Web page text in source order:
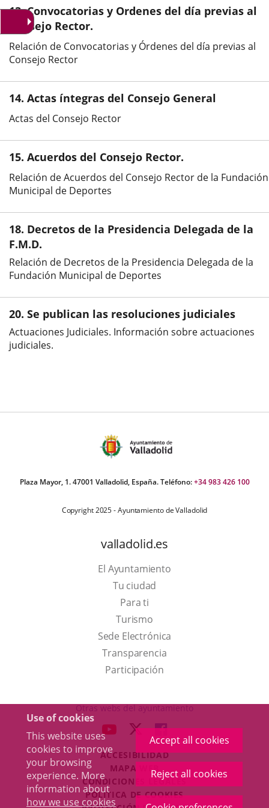
Use of cookies
This website uses
cookies to improve
your browsing
experience. More
information about
how we use cookies
Accept all cookies
Reject all cookies
una
externa.
una
externa.
una
13. Convocatorias y Ordenes del día previas al
Consejo Rector.
Relación de Convocatorias y Órdenes del día previas al
Consejo Rector
14. Actas íntegras del Consejo General
Actas del Consejo Rector
15. Acuerdos del Consejo Rector.
Relación de Acuerdos del Consejo Rector de la Fundación
Municipal de Deportes
18. Decretos de la Presidencia Delegada de la
F.M.D.
Relación de Decretos de la Presidencia Delegada de la
Fundación Municipal de Deportes
20. Se publican las resoluciones judiciales
Actuaciones Judiciales. Información sobre actuaciones
judiciales.
Plaza Mayor, 1. 47001 Valladolid, España. Teléfono:+34 983 426 100
Copyright 2025 - Ayuntamiento de Valladolid
valladolid.es
El Ayuntamiento
Tu ciudad
Para ti
TurismoThis
link
will
open
a
up
window.
Sede Electrónica
Transparencia
Participación
Otras webs del ayuntamiento
LINK
EXTERNAL
APPLICATION.
LINK
TO
EXTERNAL
APPLICATION.
LINK
TO
EXTERNAL
APPLICATION.
ACCESIBILIDAD
MAPA WEB
CONDICIONES LEGALES
POLÍTICA DE COOKIES